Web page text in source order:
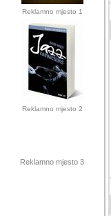
Reklamno mjesto 1
Reklamno mjesto 2
Reklamno mjesto 3